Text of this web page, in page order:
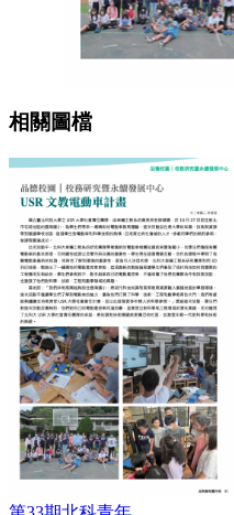
相關圖檔